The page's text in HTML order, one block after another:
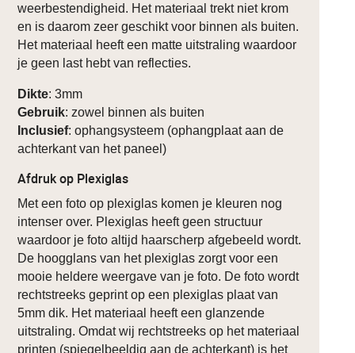
weerbestendigheid. Het materiaal trekt niet krom
en is daarom zeer geschikt voor binnen als buiten.
Het materiaal heeft een matte uitstraling waardoor
je geen last hebt van reflecties.
Dikte: 3mm
Gebruik: zowel binnen als buiten
Inclusief: ophangsysteem (ophangplaat aan de
achterkant van het paneel)
Afdruk op Plexiglas
Met een foto op plexiglas komen je kleuren nog
intenser over. Plexiglas heeft geen structuur
waardoor je foto altijd haarscherp afgebeeld wordt.
De hoogglans van het plexiglas zorgt voor een
mooie heldere weergave van je foto. De foto wordt
rechtstreeks geprint op een plexiglas plaat van
5mm dik. Het materiaal heeft een glanzende
uitstraling. Omdat wij rechtstreeks op het materiaal
printen (spiegelbeeldig aan de achterkant) is het